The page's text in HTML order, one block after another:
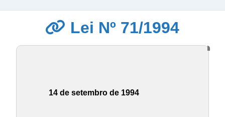
Lei Nº 71/1994
14 de setembro de 1994